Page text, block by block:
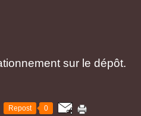
sur le dépôt.
Repost 0